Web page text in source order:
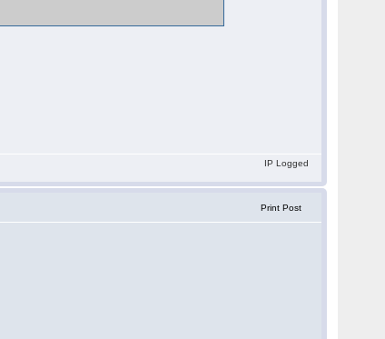
IP Logged
Print Post